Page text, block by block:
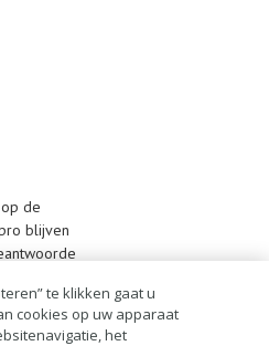
de
blijven
te klikken gaat u
cookies op uw apparaat
het